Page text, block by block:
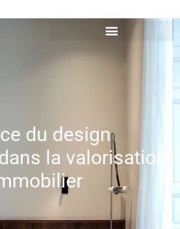
du design
la valorisation